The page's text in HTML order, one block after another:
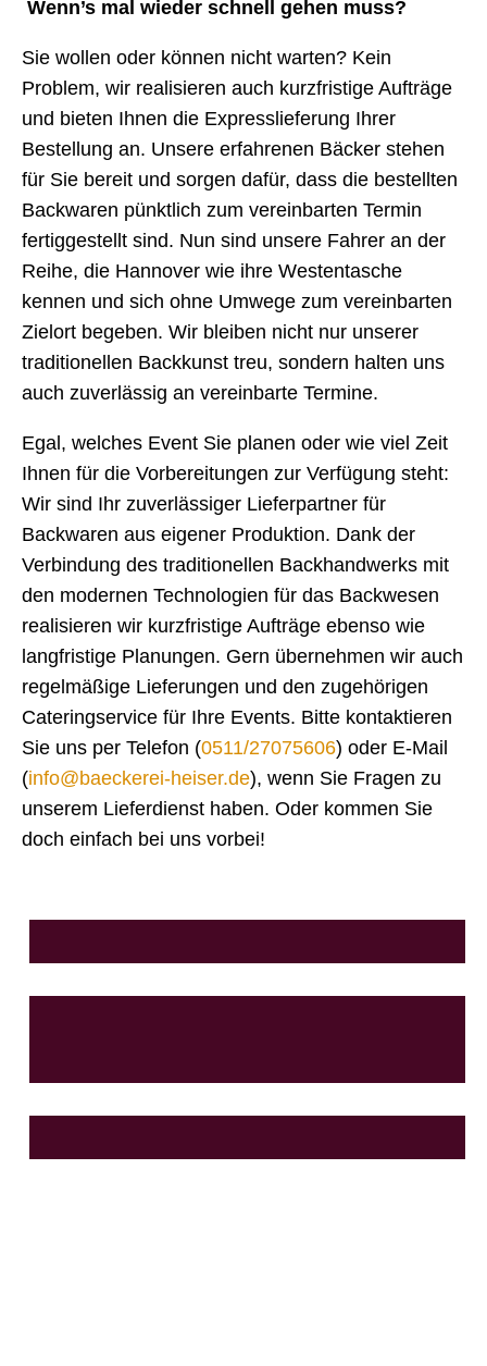
Wenn’s mal wieder schnell gehen muss?
Sie wollen oder können nicht warten? Kein
Problem, wir realisieren auch kurzfristige Aufträge
und bieten Ihnen die Expresslieferung Ihrer
Bestellung an. Unsere erfahrenen Bäcker stehen
für Sie bereit und sorgen dafür, dass die bestellten
Backwaren pünktlich zum vereinbarten Termin
fertiggestellt sind. Nun sind unsere Fahrer an der
Reihe, die Hannover wie ihre Westentasche
kennen und sich ohne Umwege zum vereinbarten
Zielort begeben. Wir bleiben nicht nur unserer
traditionellen Backkunst treu, sondern halten uns
auch zuverlässig an vereinbarte Termine.
Egal, welches Event Sie planen oder wie viel Zeit
Ihnen für die Vorbereitungen zur Verfügung steht:
Wir sind Ihr zuverlässiger Lieferpartner für
Backwaren aus eigener Produktion. Dank der
Verbindung des traditionellen Backhandwerks mit
den modernen Technologien für das Backwesen
realisieren wir kurzfristige Aufträge ebenso wie
langfristige Planungen. Gern übernehmen wir auch
regelmäßige Lieferungen und den zugehörigen
Cateringservice für Ihre Events. Bitte kontaktieren
Sie uns per Telefon (0511/27075606) oder E-Mail
(info@baeckerei-heiser.de), wenn Sie Fragen zu
unserem Lieferdienst haben. Oder kommen Sie
doch einfach bei uns vorbei!